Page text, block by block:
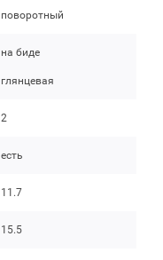
поворотный
на биде
глянцевая
2
есть
11.7
15.5